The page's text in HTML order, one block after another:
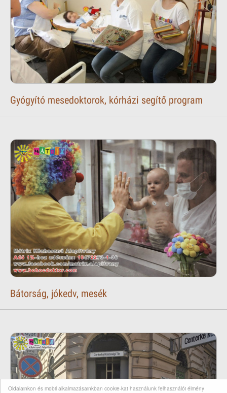
Oldalainkon és mobil alkalmazásainkban cookie-kat használunk felhasználói élmény
Gyógyító mesedoktorok, kórházi segítő program
Bátorság, jókedv, mesék